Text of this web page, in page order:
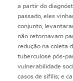
a partir do
passado, eles
conjunto,
não retornavam
redução na coleta
tuberculose pós-
vulnerabilidade
casos de sífilis; e